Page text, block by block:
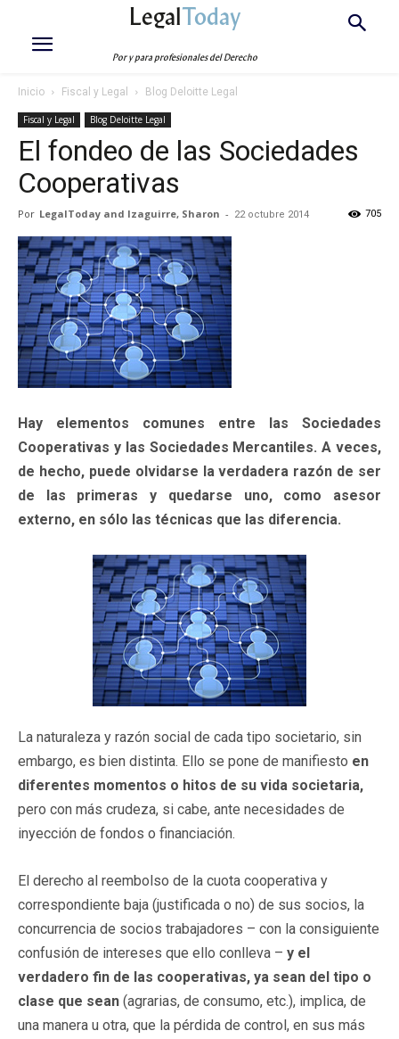
LegalToday
Por y para profesionales del Derecho
Inicio Fiscal y Legal Blog Deloitte Legal
Fiscal y Legal Blog Deloitte Legal
El fondeo de las Sociedades
Cooperativas
Por LegalToday and Izaguirre, Sharon - 22 octubre 2014 705
Hay elementos comunes entre las Sociedades
Cooperativas y las Sociedades Mercantiles. A veces,
de hecho, puede olvidarse la verdadera razón de ser
de las primeras y quedarse uno, como asesor
externo, en sólo las técnicas que las diferencia.
La naturaleza y razón social de cada tipo societario, sin
embargo, es bien distinta. Ello se pone de manifiesto en
diferentes momentos o hitos de su vida societaria,
pero con más crudeza, si cabe, ante necesidades de
inyección de fondos o financiación.
El derecho al reembolso de la cuota cooperativa y
correspondiente baja (justificada o no) de sus socios, la
concurrencia de socios trabajadores – con la consiguiente
confusión de intereses que ello conlleva – y el
verdadero fin de las cooperativas, ya sean del tipo o
clase que sean (agrarias, de consumo, etc.), implica, de
una manera u otra, que la pérdida de control, en sus más